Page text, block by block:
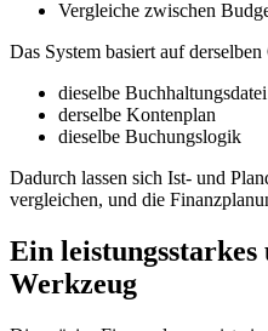
Vergleiche zwischen
Das System basiert auf
dieselbe Buchhaltungsdatei
derselbe Kontenplan
dieselbe Buchungslogik
Dadurch lassen sich Ist- und
vergleichen, und die
Ein leistungsstarkes
Werkzeug